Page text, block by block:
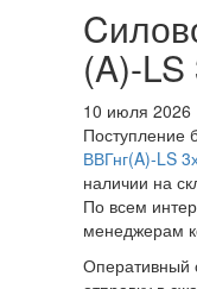
(A)-LS
10 июля 2026
Поступление
ВВГнг(A)-LS
наличии на
По всем
менеджерам
Оперативный